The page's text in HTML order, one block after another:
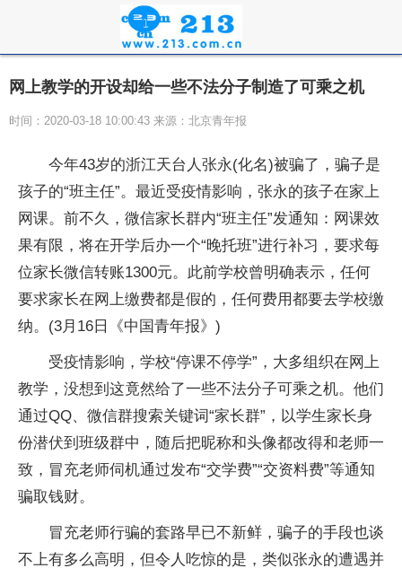
网上教学的开设却给一些不法分子制造了可乘之机
时间：2020-03-18 10:00:43 来源：北京青年报
今年43岁的浙江天台人张永(化名)被骗了，骗子是
孩子的“班主任”。最近受疫情影响，张永的孩子在家上
网课。前不久，微信家长群内“班主任”发通知：网课效
果有限，将在开学后办一个“晚托班”进行补习，要求每
位家长微信转账1300元。此前学校曾明确表示，任何
要求家长在网上缴费都是假的，任何费用都要去学校缴
纳。(3月16日《中国青年报》)
受疫情影响，学校“停课不停学”，大多组织在网上
教学，没想到这竟然给了一些不法分子可乘之机。他们
通过QQ、微信群搜索关键词“家长群”，以学生家长身
份潜伏到班级群中，随后把昵称和头像都改得和老师一
致，冒充老师伺机通过发布“交学费”“交资料费”等通知
骗取钱财。
冒充老师行骗的套路早已不新鲜，骗子的手段也谈
不上有多么高明，但令人吃惊的是，类似张永的遭遇并